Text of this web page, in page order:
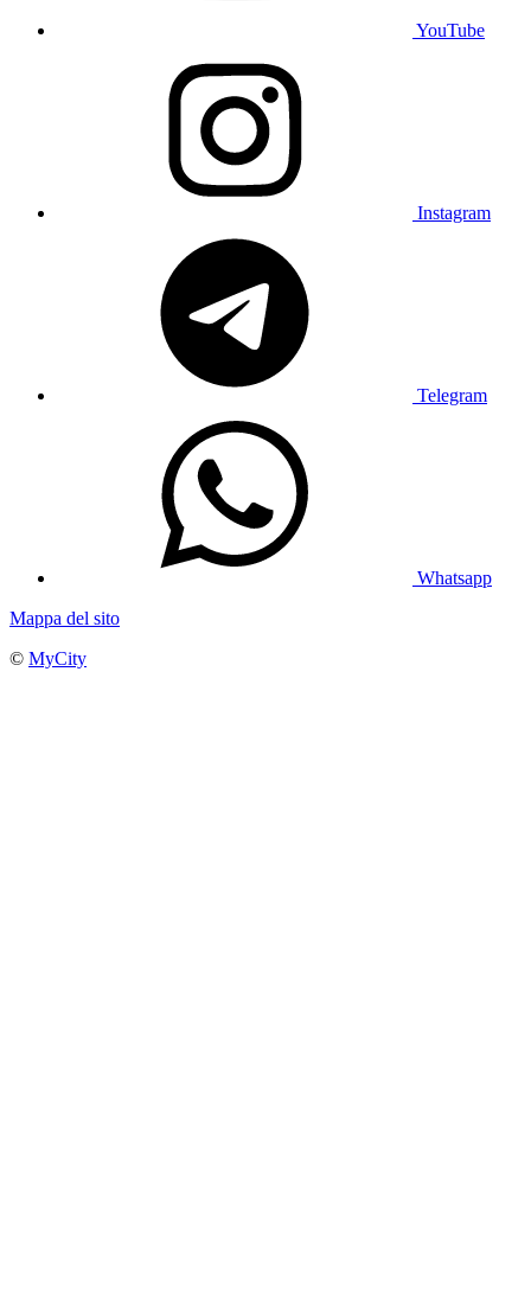
YouTube
Instagram
Telegram
Whatsapp
Mappa del sito
© MyCity